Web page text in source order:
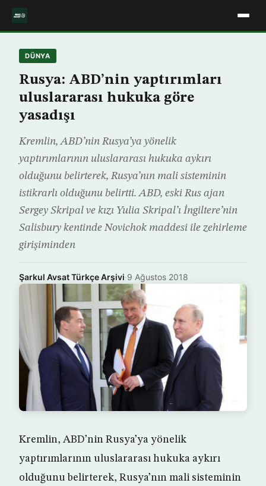
DÜNYA
Rusya: ABD’nin yaptırımları
uluslararası hukuka göre
yasadışı
Kremlin, ABD’nin Rusya’ya yönelik
yaptırımlarının uluslararası hukuka aykırı
olduğunu belirterek, Rusya’nın mali sisteminin
istikrarlı olduğunu belirtti. ABD, eski Rus ajan
Sergey Skripal ve kızı Yulia Skripal’ı İngiltere’nin
Salisbury kentinde Novichok maddesi ile zehirleme
girişiminden
Şarkul Avsat Türkçe Arşivi·9 Ağustos 2018
Kremlin, ABD’nin Rusya’ya yönelik
yaptırımlarının uluslararası hukuka aykırı
olduğunu belirterek, Rusya’nın mali sisteminin